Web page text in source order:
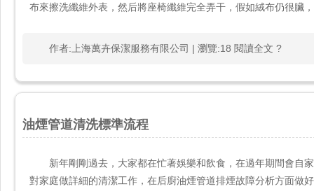
布來擦洗纖維外表，然后將座椅纖維完全弄干，假如絨布仍很臟
作者:上海萬卉保潔服務有限公司 | 瀏覽:18 閱讀全文 ?
油煙管道清洗標準流程
新年剛剛過去，大家都在忙著娛樂和飲食，在過年期間會
對家庭做詳細的清潔工作，在后廚油煙管道排煙故障分析方面做好詳